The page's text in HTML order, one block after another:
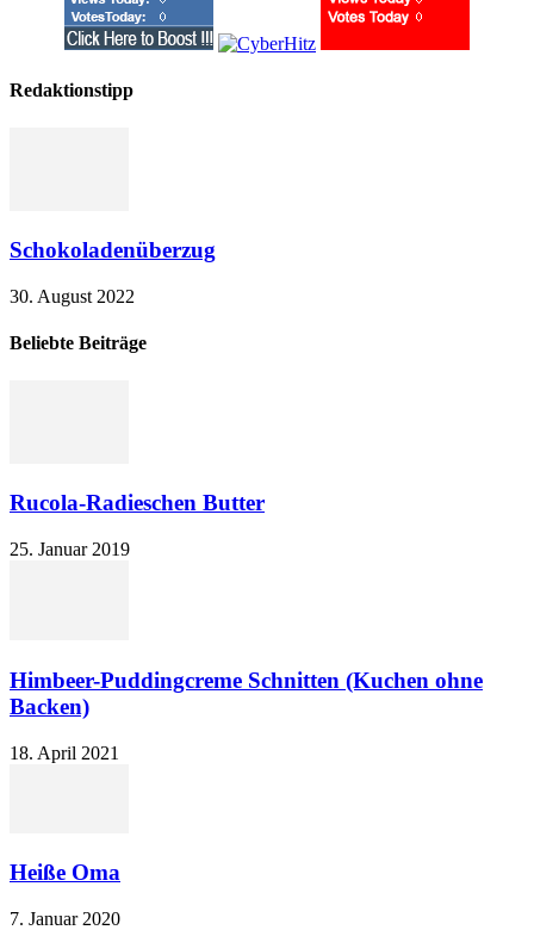
Redaktionstipp
Schokoladenüberzug
30. August 2022
Beliebte Beiträge
Rucola-Radieschen Butter
25. Januar 2019
Himbeer-Puddingcreme Schnitten (Kuchen ohne
Backen)
18. April 2021
Heiße Oma
7. Januar 2020